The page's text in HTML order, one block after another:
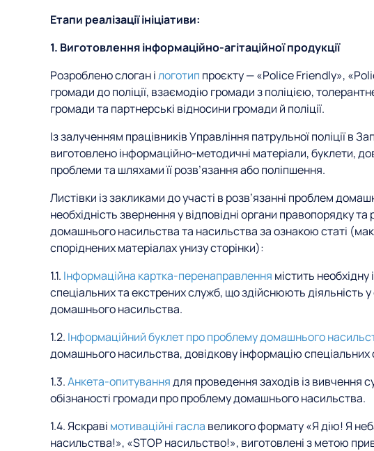
Етапи реалізації ініціативи:
1. Виготовлення інформаційно-агітаційної продукції
Розроблено слоган ілоготип проєкту — «Police Friendly»,
громади до поліції, взаємодію громади з поліцією,
громади та партнерські відносини громади й поліції.
Із залученням працівників Управління патрульної поліції в
виготовлено інформаційно-методичні матеріали, буклети,
проблеми та шляхами її розв’язання або поліпшення.
Листівки із закликами до участі в розв’язанні проблем
необхідність звернення у відповідні органи правопорядку та
домашнього насильства та насильства за ознакою статі
споріднених матеріалах унизу сторінки):
1.1. Інформаційна картка-перенаправлення містить
спеціальних та екстрених служб, що здійснюють діяльність
домашнього насильства.
1.2. Інформаційний буклет про проблему домашнього
домашнього насильства, довідкову інформацію спеціальних
1.3.Анкета-опитуваннядля проведення заходів із вивчення
обізнаності громади про проблему домашнього насильства.
1.4. Яскраві мотиваційні гасла великого формату «Я дію! Я
насильства!», «STOP насильство!», виготовлені з метою